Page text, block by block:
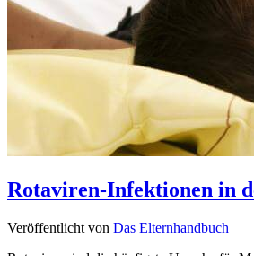
Rotaviren-Infektionen in
Veröffentlicht von Das Elternhandbuch